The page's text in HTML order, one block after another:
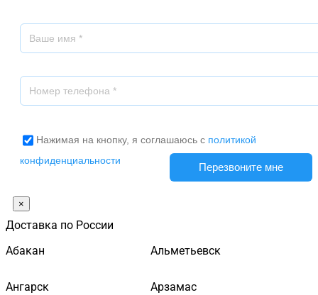
Нажимая на кнопку, я соглашаюсь с политикой
конфиденциальности
×
Доставка по России
Абакан
Альметьевск
Ангарск Арзамас